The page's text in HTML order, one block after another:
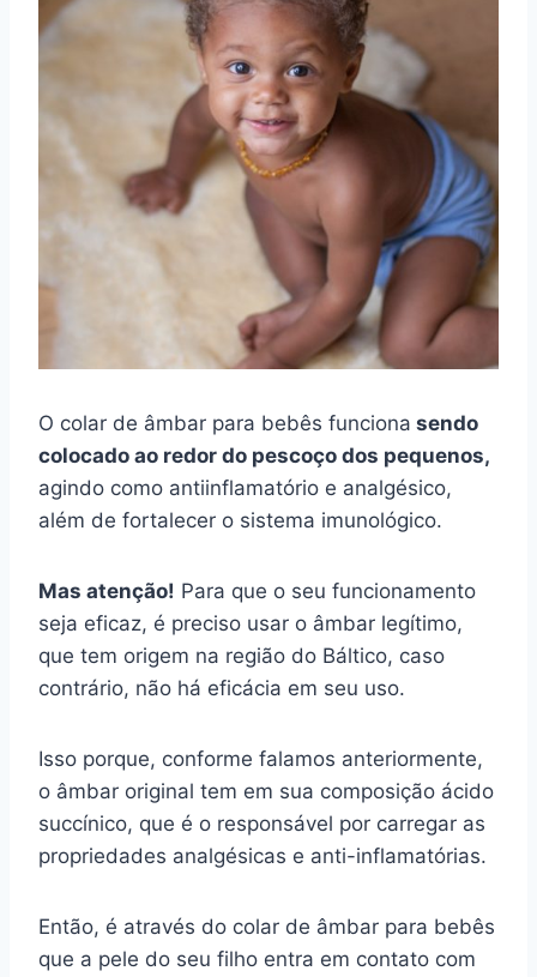
O colar de âmbar para bebês funciona sendo
colocado ao redor do pescoço dos pequenos,
agindo como antiinflamatório e analgésico,
além de fortalecer o sistema imunológico.
Mas atenção! Para que o seu funcionamento
seja eficaz, é preciso usar o âmbar legítimo,
que tem origem na região do Báltico, caso
contrário, não há eficácia em seu uso.
Isso porque, conforme falamos anteriormente,
o âmbar original tem em sua composição ácido
succínico, que é o responsável por carregar as
propriedades analgésicas e anti-inflamatórias.
Então, é através do colar de âmbar para bebês
que a pele do seu filho entra em contato com